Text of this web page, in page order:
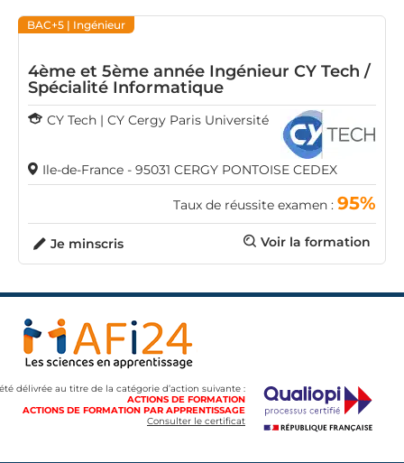
BAC+5 | Ingénieur
4ème et 5ème année Ingénieur CY Tech /
Spécialité Informatique
CY Tech | CY Cergy Paris Université
Ile-de-France - 95031 CERGY PONTOISE CEDEX
Taux de réussite examen : 95%
Voir la formation
Je minscris
délivrée au titre de la catégorie d’action suivante :
ACTIONS DE FORMATION
ACTIONS DE FORMATION PAR APPRENTISSAGE
Consulter le certificat